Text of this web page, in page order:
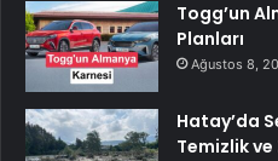
Togg’un
Planları
Ağustos 8,
Hatay’da
Temizlik